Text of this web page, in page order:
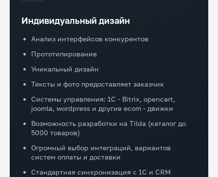
Индивидуальный дизайн
Анализ интерфейсов конкурентов
Прототипирование
Уникальный дизайн
Тексты и фото предоставляет заказчик
Системы управления: 1C - Bitrix, opencart,
joomla, wordpress и другие ecom - движки
Возможность разработки на Tilda (каталог до
5000 товаров)
Огромный выбор интеграций, вариантов
систем оплаты и доставки
Стандартная синхронизация с 1С и CRM